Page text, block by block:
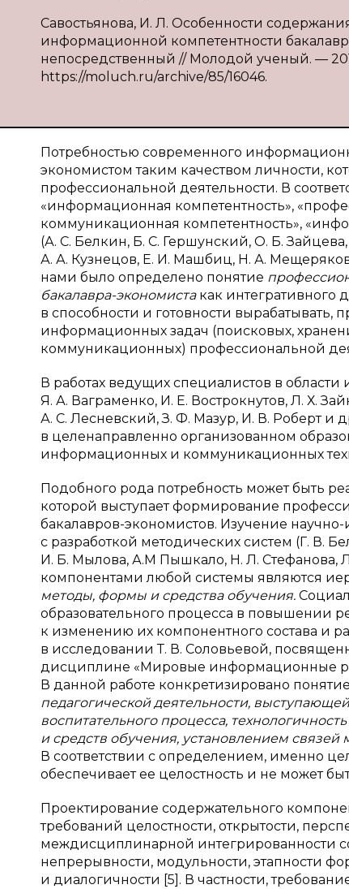
Савостьянова, И. Л. Особенности
информационной компетентности
непосредственный // Молодой ученый. —
https://moluch.ru/archive/85/16046.
Потребностью современного
экономистом таким качеством личности,
профессиональной деятельности. В
«информационная компетентность»,
коммуникационная компетентность»,
(А. С. Белкин, Б. С. Гершунский, О. Б.
А. А. Кузнецов, Е. И. Машбиц, Н. А.
нами было определено понятие
бакалавра-экономистакак интегративного
в способности и готовности
информационных задач (поисковых,
коммуникационных) профессиональной
В работах ведущих специалистов в
Я. А. Ваграменко, И. Е. Вострокнутов, Л. Х.
А. С. Лесневский, З. Ф. Мазур, И. В. Роберт и
в целенаправленно организованном
информационных и коммуникационных
Подобного рода потребность может быть
которой выступает формирование
бакалавров-экономистов. Изучение
с разработкой методических систем (Г. В.
И. Б. Мылова, А.М Пышкало, Н. Л. Стефанова,
компонентами любой системы являются
методы, формы и средства обучения.
образовательного процесса в повышении
к изменению их компонентного состава и
в исследовании Т. В. Соловьевой,
дисциплине «Мировые информационные
В данной работе конкретизировано
педагогической деятельности,
воспитательного процесса,
и средств обучения, установлением
В соответствии с определением, именно
обеспечивает ее целостность и не может
Проектирование содержательного
требований целостности, открытости,
междисциплинарной интегрированности
непрерывности, модульности, этапности
и диалогичности [5]. В частности,